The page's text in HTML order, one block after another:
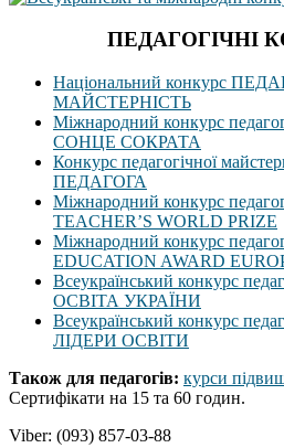
ПЕДАГОГІЧНІ
Національний конкурс
МАЙСТЕРНІСТЬ
Міжнародний конкурс
СОНЦЕ СОКРАТА
Конкурс педагогічної
ПЕДАГОГА
Міжнародний конкурс
TEACHER’S WORLD PRIZE
Міжнародний конкурс
EDUCATION AWARD
Всеукраїнський конкурс
ОСВІТА УКРАЇНИ
Всеукраїнський конкурс
ЛІДЕРИ ОСВІТИ
Також для педагогів: курси
Сертифікати на 15 та 60 годин.
Viber: (093) 857-03-88